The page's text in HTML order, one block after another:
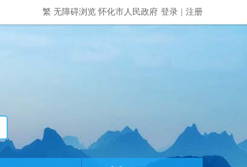
繁 无障碍浏览怀化市人民政府 登录 注册